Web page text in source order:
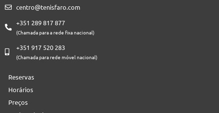
centro@tenisfaro.com
+351 289 817 877
(Chamada para a rede fixa nacional)
+351 917 520 283
(Chamada para rede móvel nacional)
Reservas
Horários
Preços